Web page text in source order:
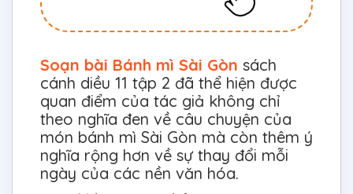
Soạn bài Bánh mì Sài Gòn sách
cánh diều 11 tập 2 đã thể hiện được
quan điểm của tác giả không chỉ
theo nghĩa đen về câu chuyện của
món bánh mì Sài Gòn mà còn thêm ý
nghĩa rộng hơn về sự thay đổi mỗi
ngày của các nền văn hóa.